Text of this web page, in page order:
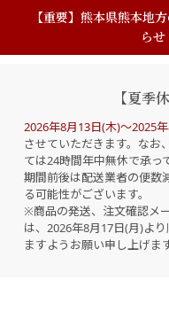
【重要】熊本県熊本地
らせ
【夏季
2026年8月13日(木)～2025
させていただきます。なお
ては24時間年中無休で承っ
期間前後は配送業者の便数
る可能性がございます。
※商品の発送、注文確認メ
は、2026年8月17日(月)よ
ますようお願い申し上げます